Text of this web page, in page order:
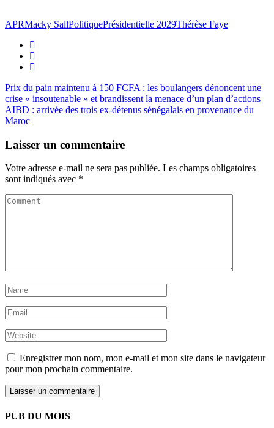
APRMacky SallPolitiquePrésidentielle 2029Thérèse Faye
Prix du pain maintenu à 150 FCFA : les boulangers dénoncent une
crise « insoutenable » et brandissent la menace d’un plan d’actions
AIBD : arrivée des trois ex-détenus sénégalais en provenance du
Maroc
Laisser un commentaire
Votre adresse e-mail ne sera pas publiée. Les champs obligatoires
sont indiqués avec *
Enregistrer mon nom, mon e-mail et mon site dans le navigateur
pour mon prochain commentaire.
PUB DU MOIS